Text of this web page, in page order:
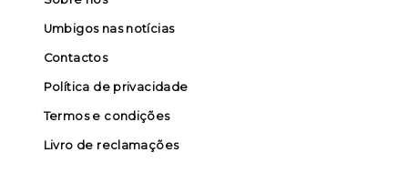
Umbigos nas notícias
Contactos
Política de privacidade
Termos e condições
Livro de reclamações